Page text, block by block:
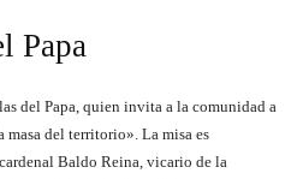
Papa
del Papa, quien invita a la comunidad a
del territorio». La misa es
Baldo Reina, vicario de la